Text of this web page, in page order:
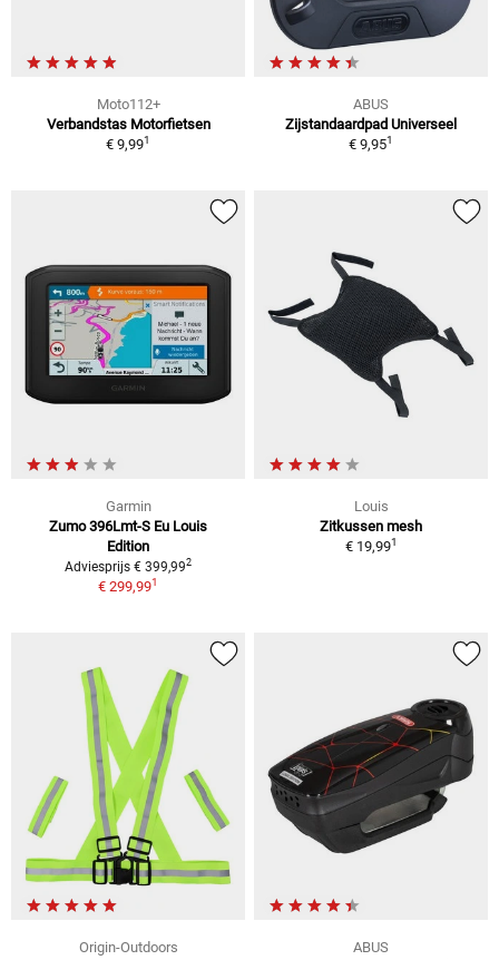
Moto112+
Verbandstas Motorfietsen
€ 9,991
ABUS
Zijstandaardpad Universeel
€ 9,951
Garmin
Zumo 396Lmt-S Eu Louis
Edition
Adviesprijs € 399,992
€ 299,991
Louis
Zitkussen mesh
€ 19,991
Origin-Outdoors
ABUS